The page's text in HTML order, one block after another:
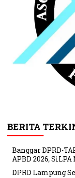
BERITA
Banggar DPRD-
APBD 2026,
DPRD Lampung